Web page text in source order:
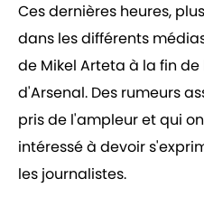
Ces dernières heures,
dans les différents
de Mikel Arteta à la fin
d'Arsenal. Des rumeurs
pris de l'ampleur et qui
intéressé à devoir
les journalistes.